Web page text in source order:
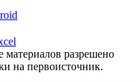
разрешено
на первоисточник.